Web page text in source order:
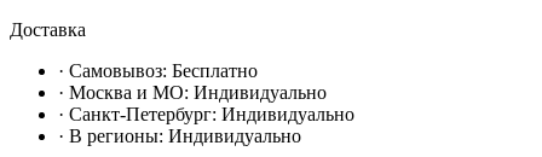
Доставка
· Самовывоз: Бесплатно
· Москвa и МО: Индивидуально
· Санкт-Петербург: Индивидуально
· В регионы: Индивидуально